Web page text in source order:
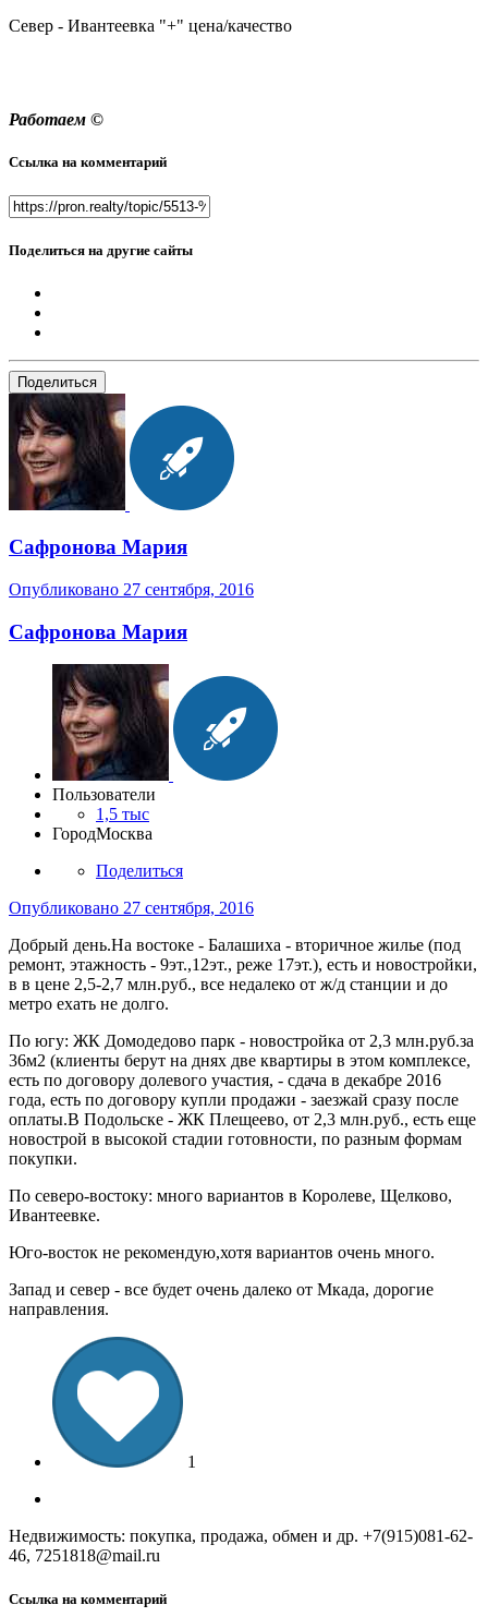
Север - Ивантеевка "+" цена/качество
Работаем ©
Ссылка на комментарий
Поделиться на другие сайты
Поделиться
Сафронова Мария
Опубликовано 27 сентября, 2016
Сафронова Мария
Пользователи
1,5 тыс
ГородМосква
Поделиться
Опубликовано 27 сентября, 2016
Добрый день.На востоке - Балашиха - вторичное жилье (под
ремонт, этажность - 9эт.,12эт., реже 17эт.), есть и новостройки,
в в цене 2,5-2,7 млн.руб., все недалеко от ж/д станции и до
метро ехать не долго.
По югу: ЖК Домодедово парк - новостройка от 2,3 млн.руб.за
36м2 (клиенты берут на днях две квартиры в этом комплексе,
есть по договору долевого участия, - сдача в декабре 2016
года, есть по договору купли продажи - заезжай сразу после
оплаты.В Подольске - ЖК Плещеево, от 2,3 млн.руб., есть еще
новострой в высокой стадии готовности, по разным формам
покупки.
По северо-востоку: много вариантов в Королеве, Щелково,
Ивантеевке.
Юго-восток не рекомендую,хотя вариантов очень много.
Запад и север - все будет очень далеко от Мкада, дорогие
направления.
1
Недвижимость: покупка, продажа, обмен и др. +7(915)081-62-
46, 7251818@mail.ru
Ссылка на комментарий